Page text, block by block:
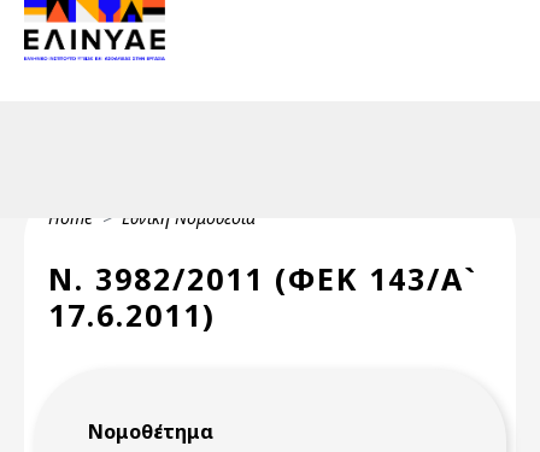
Skip to main content
Header Top 2
Header Top
Breadcrumb
Home Εθνική Νομοθεσία
Ν. 3982/2011 (ΦΕΚ 143/Α`
17.6.2011)
Νομοθέτημα